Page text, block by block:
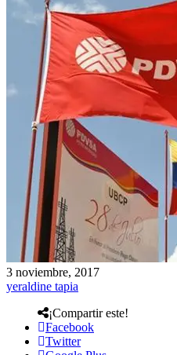
3 noviembre, 2017
yeraldine tapia
¡Compartir este!
Facebook
Twitter